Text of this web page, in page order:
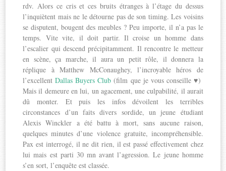
rdv. Alors ce cris et ces bruits étranges à l’étage du dessus
l’inquiètent mais ne le détourne pas de son timing. Les voisins
se disputent, bougent des meubles ? Peu importe, il n’a pas le
temps. Vite vite, il doit partir. Il croise un homme dans
l’escalier qui descend précipitamment. Il rencontre le metteur
en scène, ça marche, il aura un petit rôle, il donnera la
réplique à Matthew McConaughey, l’incroyable héros de
l’excellentDallas Buyers Club (film que je vous conseille ♥)
Mais il demeure en lui, un agacement, une culpabilité, il aurait
dû monter. Et puis les infos dévoilent les terribles
circonstances d’un faits divers sordide, un jeune étudiant
Alexis Winckler a été battu à mort, sans aucune raison,
quelques minutes d’une violence gratuite, incompréhensible.
Pax est interrogé, il ne dit rien, il est passé effectivement chez
lui mais est parti 30 mn avant l’agression. Le jeune homme
s’en sort, l’enquête est classée.